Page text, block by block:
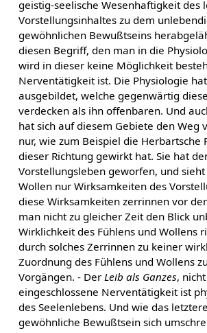
geistig-seelische Wesenhaftigkeit des
Vorstellungsinhaltes zu dem
gewöhnlichen Bewußtseins
diesen Begriff, den man in die
wird in dieser keine Möglichkeit
Nerventätigkeit ist. Die Physiologie
ausgebildet, welche gegenwärtig
verdecken als ihn offenbaren. Und
hat sich auf diesem Gebiete den Weg
nur, wie zum Beispiel die Herbartsche
dieser Richtung gewirkt hat. Sie hat
Vorstellungsleben geworfen, und
Wollen nur Wirksamkeiten des
diese Wirksamkeiten zerrinnen vor
man nicht zu gleicher Zeit den Blick
Wirklichkeit des Fühlens und Wollens
durch solches Zerrinnen zu keiner
Zuordnung des Fühlens und Wollens
Vorgängen. - Der Leib als Ganzes,
eingeschlossene Nerventätigkeit ist
des Seelenlebens. Und wie das
gewöhnliche Bewußtsein sich